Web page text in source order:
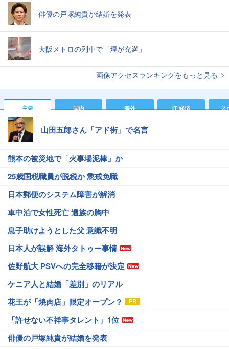
俳優の戸塚純貴が結婚を発表
大阪メトロの列車で「煙が充満」
画像アクセスランキングをもっと見る
主要 国内 海外 IT 経済 ス
山田五郎さん「アド街」で名言
熊本の被災地で「火事場泥棒」か
25歳国税職員が脱税か 懲戒免職
日本郵便のシステム障害が解消
車中泊で女性死亡 遺族の胸中
息子助けようとした父 意識不明
日本人が誤解 海外タトゥー事情
佐野航大 PSVへの完全移籍が決定
ケニア人と結婚「差別」のリアル
花王が「焼肉店」限定オープン？
「許せない不祥事タレント」1位
俳優の戸塚純貴が結婚を発表